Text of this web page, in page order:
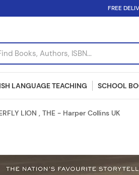
FREE
Books, Authors, ISBN...
LANGUAGE TEACHING SCHOOL
LION , THE - Harper Collins UK